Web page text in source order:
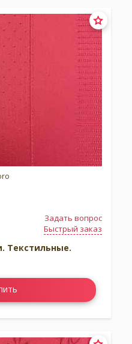
Задать вопрос
Быстрый заказ
Текстильные.